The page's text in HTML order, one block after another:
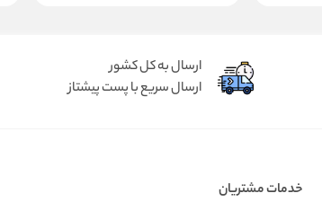
ارسال به کل کشور
ارسال سریع با پست پیشتاز
خدمات مشتریان